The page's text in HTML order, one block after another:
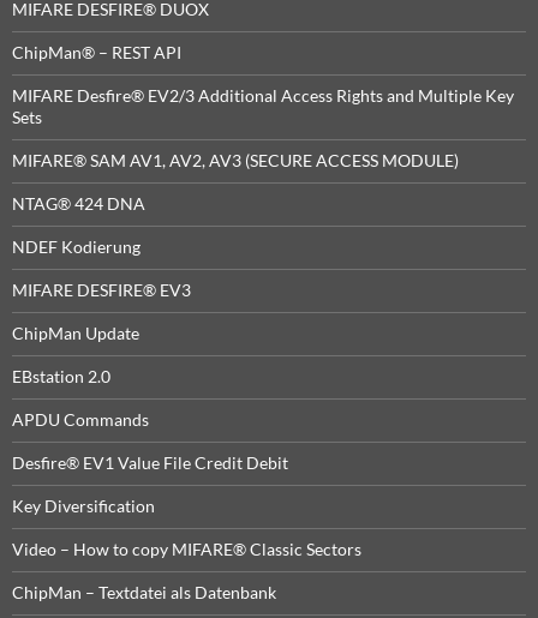
MIFARE DESFIRE® DUOX
ChipMan® – REST API
MIFARE Desfire® EV2/3 Additional Access Rights and Multiple Key
Sets
MIFARE® SAM AV1, AV2, AV3 (SECURE ACCESS MODULE)
NTAG® 424 DNA
NDEF Kodierung
MIFARE DESFIRE® EV3
ChipMan Update
EBstation 2.0
APDU Commands
Desfire® EV1 Value File Credit Debit
Key Diversification
Video – How to copy MIFARE® Classic Sectors
ChipMan – Textdatei als Datenbank